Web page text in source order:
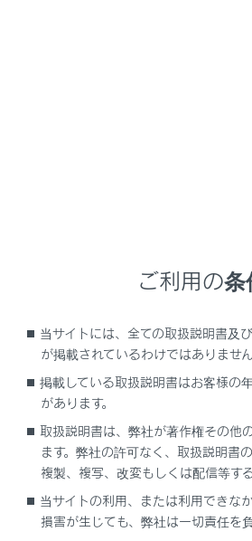
給油口の閉め方
合わせて見られているページ
ご利用の条
当サイトには、全ての取扱説明書及
が掲載されているわけではありません
掲載している取扱説明書はお客様の
があります。
取扱説明書は、弊社が著作権その他
ます。弊社の許可なく、取扱説明書
複製、複写、改変もしくは配信等す
当サイトの利用、または利用できな
損害が生じても、弊社は一切責任を負